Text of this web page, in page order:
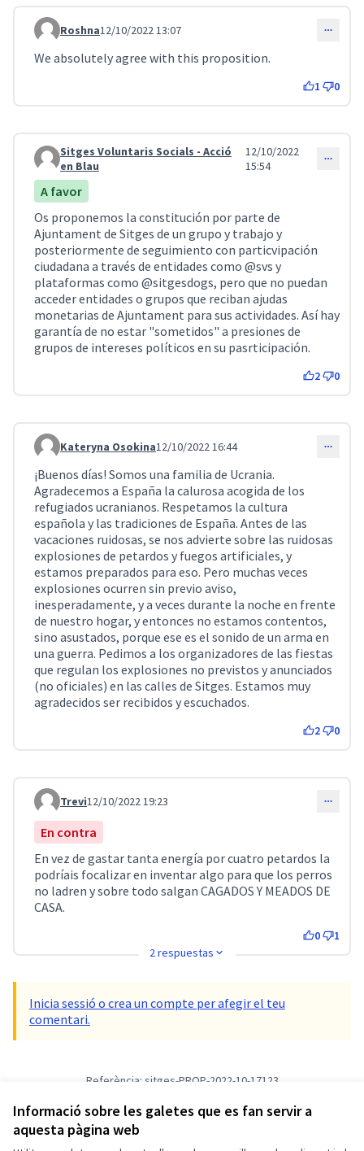
Informació sobre les galetes que es fan servir a
aquesta pàgina web
Comentari 3033
Roshna12/10/2022 13:07
We absolutely agree with this proposition.
1 0
Comentari 3034
Sitges Voluntaris Socials - Acció
en Blau
12/10/2022
15:54
A favor
Os proponemos la constitución por parte de
Ajuntament de Sitges de un grupo y trabajo y
posteriormente de seguimiento con particvipación
ciudadana a través de entidades como @svs y
plataformas como @sitgesdogs, pero que no puedan
acceder entidades o grupos que reciban ajudas
monetarias de Ajuntament para sus actividades. Así hay
garantía de no estar "sometidos" a presiones de
grupos de intereses políticos en su pasrticipación.
2 0
Comentari 3035
Kateryna Osokina12/10/2022 16:44
¡Buenos días! Somos una familia de Ucrania.
Agradecemos a España la calurosa acogida de los
refugiados ucranianos. Respetamos la cultura
española y las tradiciones de España. Antes de las
vacaciones ruidosas, se nos advierte sobre las ruidosas
explosiones de petardos y fuegos artificiales, y
estamos preparados para eso. Pero muchas veces
explosiones ocurren sin previo aviso,
inesperadamente, y a veces durante la noche en frente
de nuestro hogar, y entonces no estamos contentos,
sino asustados, porque ese es el sonido de un arma en
una guerra. Pedimos a los organizadores de las fiestas
que regulan los explosiones no previstos y anunciados
(no oficiales) en las calles de Sitges. Estamos muy
agradecidos ser recibidos y escuchados.
2 0
Comentari 3039
Trevi12/10/2022 19:23
En contra
En vez de gastar tanta energía por cuatro petardos la
podríais focalizar en inventar algo para que los perros
no ladren y sobre todo salgan CAGADOS Y MEADOS DE
CASA.
0
1
2 respuestas
Inicia sessió o crea un compte per afegir el teu
comentari.
Referència: sitges-PROP-2022-10-17123
Verifica l'empremta digital